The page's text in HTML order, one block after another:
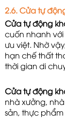
2.6. Cửa tự
Cửa tự động
cuốn nhanh
ưu việt. Nhờ
hạn chế thất
thời gian di
Cửa tự động
nhà xưởng,
sản, thực